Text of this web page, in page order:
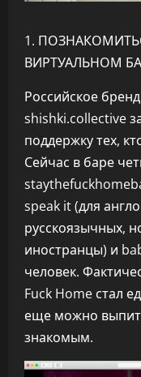
1.
ВИРТУАЛЬНОМ
Российское
shishki.collective
поддержку тех,
Сейчас в баре
speak it (для
русскоязычных,
иностранцы) и
человек.
Fuck Home стал
еще можно
знакомым.